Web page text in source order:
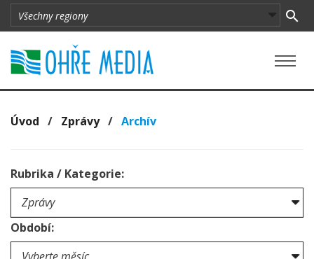
Úvod / Zprávy/ Archív
Rubrika / Kategorie:
Období: